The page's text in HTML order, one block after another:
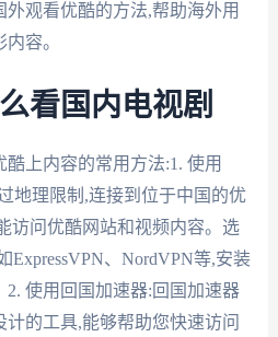
观看优酷的方法,帮助海外用
容。
看国内电视剧
上内容的常用方法:1. 使用
地理限制,连接到位于中国的优
访问优酷网站和视频内容。选
ExpressVPN、NordVPN等,安装
使用回国加速器:回国加速器
的工具,能够帮助您快速访问